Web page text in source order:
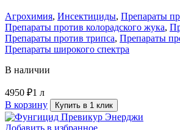
Агрохимия, Инсектициды, Препараты
Препараты против колорадского жука,
Препараты против трипса, Препараты
Препараты широкого спектра
В наличии
4950 ₽1 л
В корзину
Купить в 1 клик